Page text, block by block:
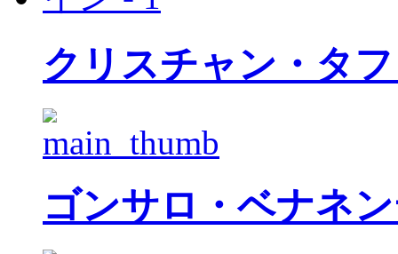
クリスチャン・タ
ゴンサロ・ベナネ